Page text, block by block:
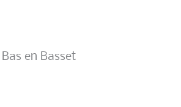
en Basset